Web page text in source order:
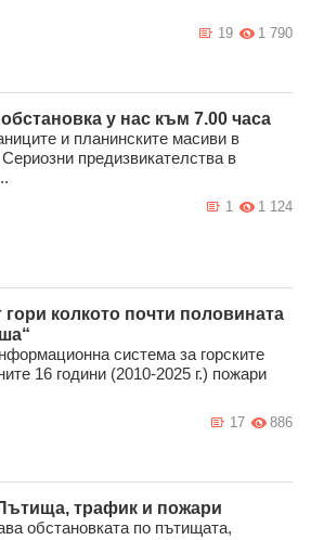
1 790
19
у нас към 7.00 часа
и планинските масиви в
предизвикателства в
1 124
1
гори колкото почти половината
система за горските
16 години (2010-2025 г.) пожари
886
17
трафик и пожари
обстановката по пътищата,